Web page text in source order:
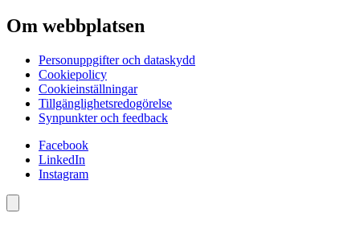
Om webbplatsen
Personuppgifter och dataskydd
Cookiepolicy
Cookieinställningar
Tillgänglighetsredogörelse
Synpunkter och feedback
Facebook
LinkedIn
Instagram